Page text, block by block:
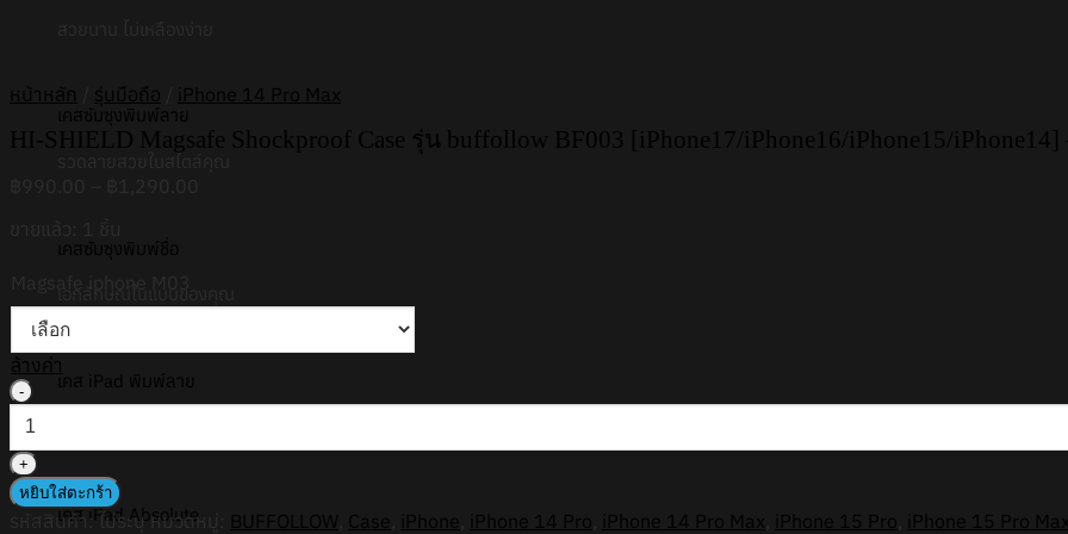
เคสซัมซุงพิมพ์ลาย
เคสซัมซุงพิมพ์ชื่อ
เคส iPad พิมพ์ลาย
เคส iPad Absolute
หน้าหลัก รุ่นมือถือ iPhone 14 Pro Max
HI-SHIELD Magsafe Shockproof Case รุ่น buffollow BF003 [iPhone17/iPhone16/iPhone15/
ล้างค่า
จำนวน
HI-
SHIELD
Magsafe
Shockproof
Case
หยิบใส่ตะกร้า
รหัสสินค้า: ไม่ระบุ หมวดหมู่: BUFFOLLOW Case iPhone iPhone 14 Pro iPhone 14 Pro Max iPhone 15 Pro
iPhone 15 Pro